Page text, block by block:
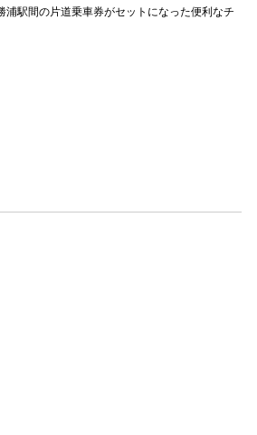
浦駅間の片道乗車券がセットになった便利なチ